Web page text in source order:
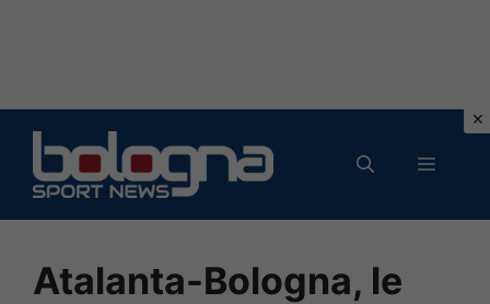
contenuto
MENU
Atalanta-Bologna, le